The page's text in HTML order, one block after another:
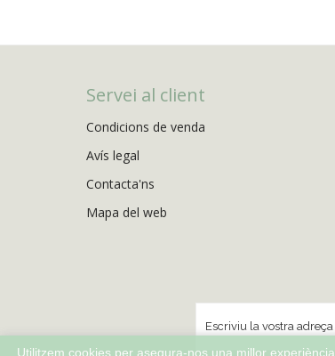
Servei al client
Condicions de venda
Avís legal
Contacta'ns
Mapa del web
Utilitzem cookies per asegura-nos una millor